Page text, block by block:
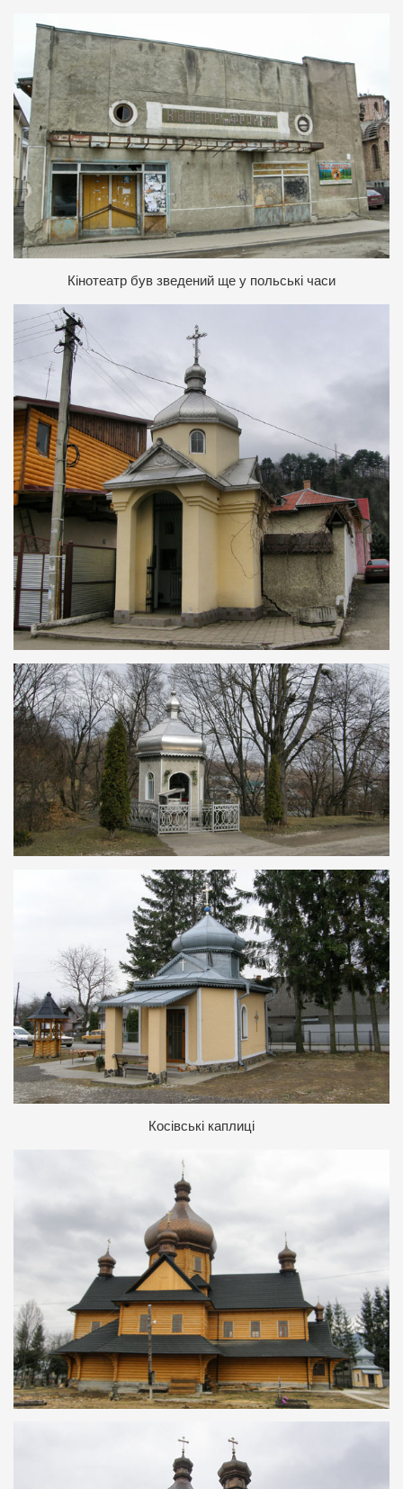
Кінотеатр був зведений ще у польські часи
Косівські каплиці